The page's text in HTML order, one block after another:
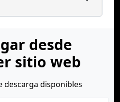
desde
sitio web
descarga disponibles